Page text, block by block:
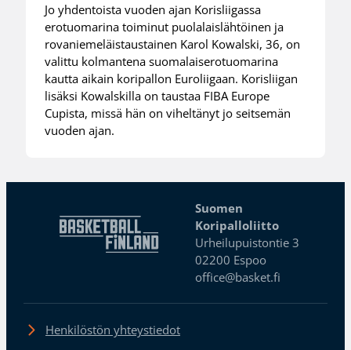
Jo yhdentoista vuoden ajan Korisliigassa
erotuomarina toiminut puolalaislähtöinen ja
rovaniemeläistaustainen Karol Kowalski, 36, on
valittu kolmantena suomalaiserotuomarina
kautta aikain koripallon Euroliigaan. Korisliigan
lisäksi Kowalskilla on taustaa FIBA Europe
Cupista, missä hän on viheltänyt jo seitsemän
vuoden ajan.
Suomen
Koripalloliitto
Urheilupuistontie 3
02200 Espoo
office@basket.fi
Henkilöstön yhteystiedot